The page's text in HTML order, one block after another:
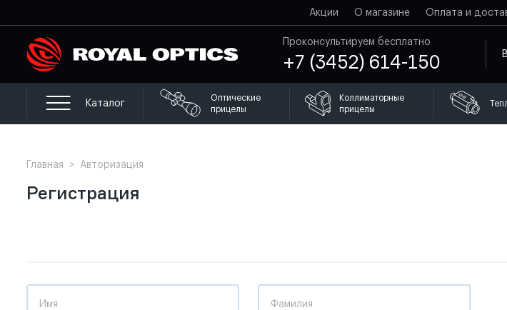
Акции О магазине Оплата и
Проконсультируем бесплатно
+7 (3452) 614-150
Каталог
Оптические
прицелы
Коллиматорные
прицелы
Главная > Авторизация
Регистрация
Имя Фамилия